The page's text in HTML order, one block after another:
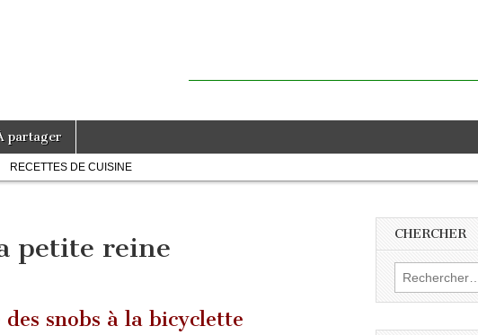
partager
RECETTES DE CUISINE
petite reine
snobs à la bicyclette
CHERCHER
Rechercher :